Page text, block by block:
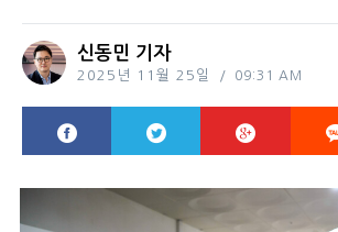
신동민 기자
2025년 11월 25일 09:31 AM